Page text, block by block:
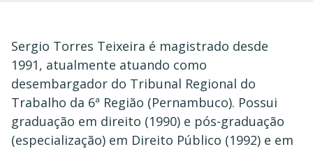
Sergio Torres Teixeira é magistrado desde
1991, atualmente atuando como
desembargador do Tribunal Regional do
Trabalho da 6ª Região (Pernambuco). Possui
graduação em direito (1990) e pós-graduação
(especialização) em Direito Público (1992) e em